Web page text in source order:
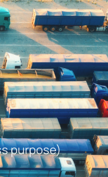
purpose)